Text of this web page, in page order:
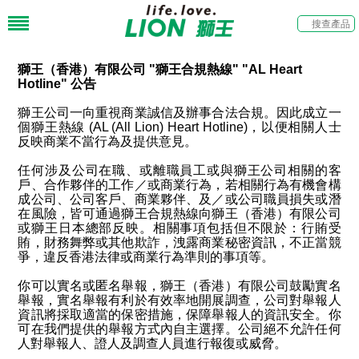
獅王（香港）有限公司 "獅王合規熱線" "AL Heart
Hotline" 公告
獅王公司一向重視商業誠信及辦事合法合規。因此成立一
個獅王熱線 (AL (All Lion) Heart Hotline)，以便相關人士
反映商業不當行為及提供意見。
任何涉及公司在職、或離職員工或與獅王公司相關的客
戶、合作夥伴的工作／或商業行為，若相關行為有機會構
成公司、公司客戶、商業夥伴、及／或公司職員損失或潛
在風險，皆可通過獅王合規熱線向獅王（香港）有限公司
或獅王日本總部反映。相關事項包括但不限於：行賄受
賄，財務舞弊或其他欺詐，洩露商業秘密資訊，不正當競
爭，違反香港法律或商業行為準則的事項等。
你可以實名或匿名舉報，獅王（香港）有限公司鼓勵實名
舉報，實名舉報有利於有效率地開展調查，公司對舉報人
資訊將採取適當的保密措施，保障舉報人的資訊安全。你
可在我們提供的舉報方式內自主選擇。公司絕不允許任何
人對舉報人、證人及調查人員進行報復或威脅。